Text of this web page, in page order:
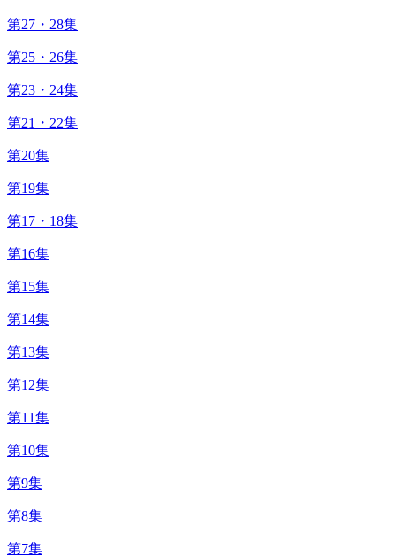
第27・28集
第25・26集
第23・24集
第21・22集
第20集
第19集
第17・18集
第16集
第15集
第14集
第13集
第12集
第11集
第10集
第9集
第8集
第7集